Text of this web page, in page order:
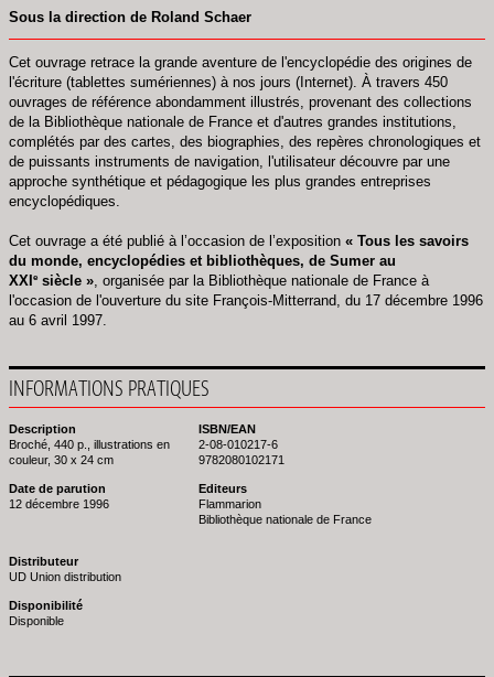
Sous la direction de Roland Schaer
Cet ouvrage retrace la grande aventure de l'encyclopédie des origines de
l'écriture (tablettes sumériennes) à nos jours (Internet). À travers 450
ouvrages de référence abondamment illustrés, provenant des collections
de la Bibliothèque nationale de France et d'autres grandes institutions,
complétés par des cartes, des biographies, des repères chronologiques et
de puissants instruments de navigation, l'utilisateur découvre par une
approche synthétique et pédagogique les plus grandes entreprises
encyclopédiques.
Cet ouvrage a été publié à l’occasion de l’exposition « Tous les savoirs
du monde, encyclopédies et bibliothèques, de Sumer au
XXI e siècle », organisée par la Bibliothèque nationale de France à
l'occasion de l'ouverture du site François-Mitterrand, du 17 décembre 1996
au 6 avril 1997.
INFORMATIONS PRATIQUES
Description
Broché, 440 p., illustrations en
couleur, 30 x 24 cm
Date de parution
12 décembre 1996
ISBN/EAN
2-08-010217-6
9782080102171
Editeurs
Flammarion
Bibliothèque nationale de France
Distributeur
UD Union distribution
Disponibilité
Disponible